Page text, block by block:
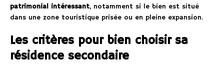
patrimonial intéressant, notamment si le bien est situé
dans une zone touristique prisée ou en pleine expansion.
Les critères pour bien choisir sa
résidence secondaire